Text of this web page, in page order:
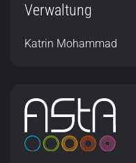
Verwaltung
Katrin Mohammad